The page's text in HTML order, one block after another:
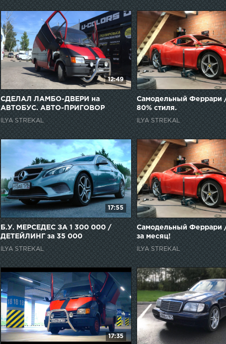
12:49
СДЕЛАЛ ЛАМБО-ДВЕРИ на
АВТОБУС. АВТО-ПРИГОВОР
ILYA STREKAL
Самодельный Феррари
80% стиля.
ILYA STREKAL
17:55
Б.У. МЕРСЕДЕС ЗА 1 300 000 /
ДЕТЕЙЛИНГ за 35 000
ILYA STREKAL
Самодельный Феррари /
за месяц!
ILYA STREKAL
17:35